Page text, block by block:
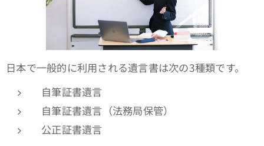
日本で一般的に利用される遺言書は次の3種類です。
自筆証書遺言
自筆証書遺言（法務局保管）
公正証書遺言